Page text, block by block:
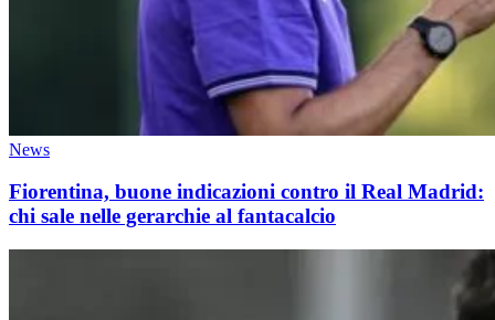
News
Fiorentina, buone indicazioni contro il Real Madrid:
chi sale nelle gerarchie al fantacalcio